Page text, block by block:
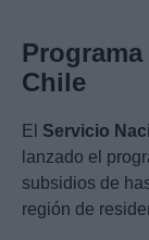
Chile
El Servicio
lanzado el
subsidios de
región de